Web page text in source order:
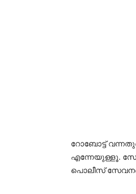
റോബോട്ട്
എന്നേയുള്ളൂ.
പൊലീസ്